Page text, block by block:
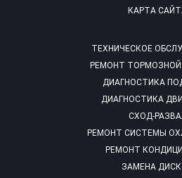
ТЕХНИЧЕСКОЕ
РЕМОНТ
ДИАГНОСТИКА
ДИАГНОСТИКА
СХОД-
РЕМОНТ СИСТЕМЫ
РЕМОНТ
ЗАМЕНА
КАРТА